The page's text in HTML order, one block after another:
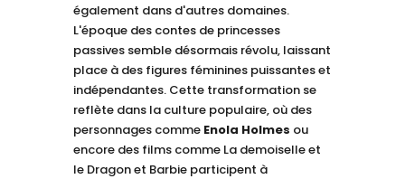
également dans d'autres domaines.
L'époque des contes de princesses
passives semble désormais révolu, laissant
place à des figures féminines puissantes et
indépendantes. Cette transformation se
reflète dans la culture populaire, où des
personnages comme Enola Holmes ou
encore des films comme La demoiselle et
le Dragon et Barbie participent à